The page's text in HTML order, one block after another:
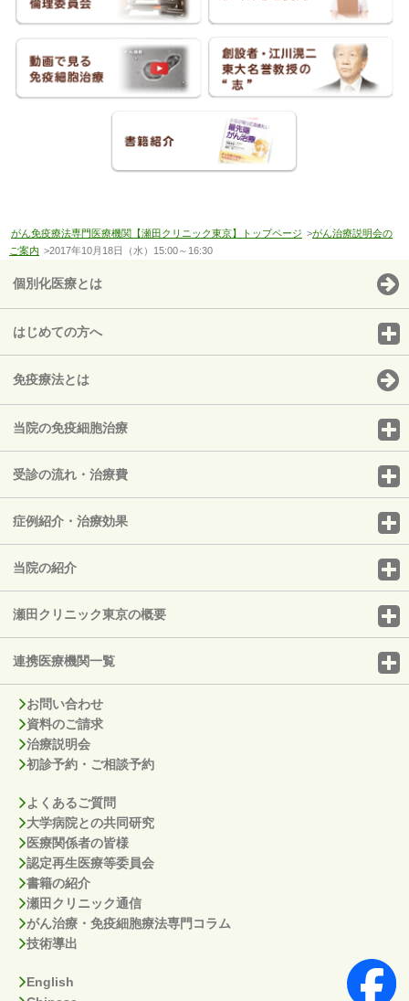
がん免疫療法専門医療機関【瀬田クリニック東京】トップページ >がん治療説明会の
ご案内 >2017年10月18日（水）15:00～16:30
個別化医療とは
はじめての方へ
免疫療法とは
当院の免疫細胞治療
受診の流れ・治療費
症例紹介・治療効果
当院の紹介
瀬田クリニック東京の概要
連携医療機関一覧
お問い合わせ
資料のご請求
治療説明会
初診予約・ご相談予約
よくあるご質問
大学病院との共同研究
医療関係者の皆様
認定再生医療等委員会
書籍の紹介
瀬田クリニック通信
がん治療・免疫細胞療法専門コラム
技術導出
English